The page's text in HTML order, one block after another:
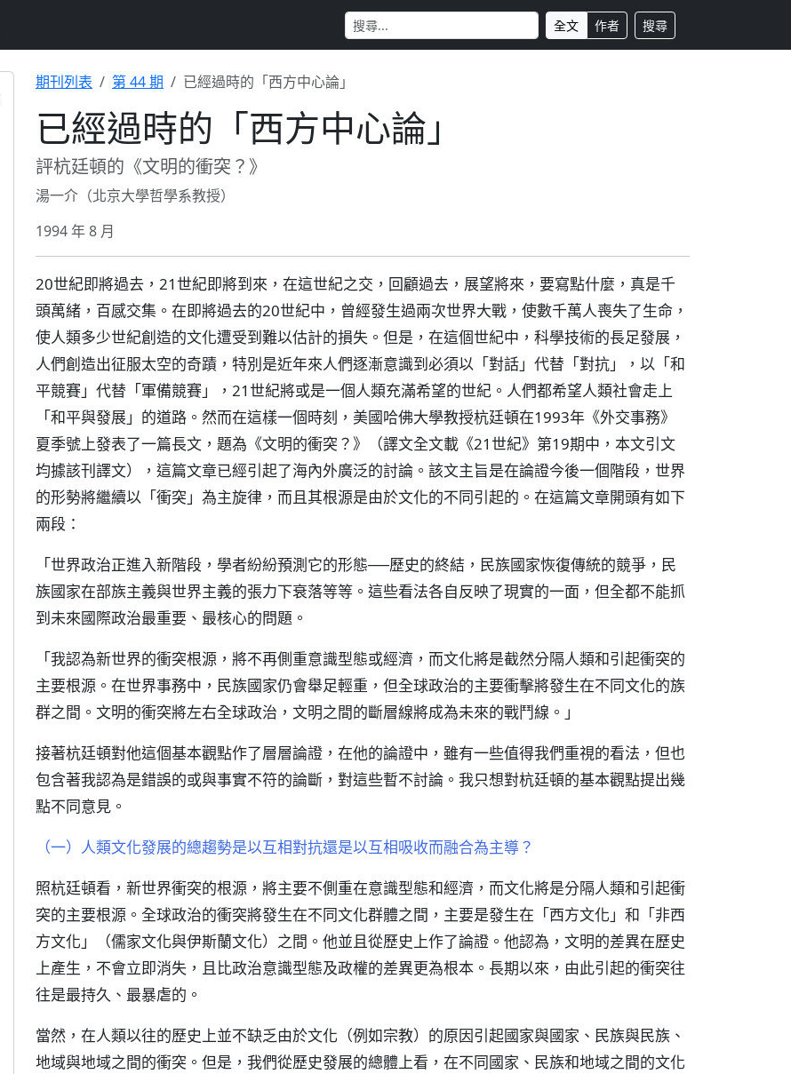
全文 作者 搜尋
期刊列表 第 44 期 已經過時的「西方中心論」
已經過時的「西方中心論」
評杭廷頓的《文明的衝突？》
湯一介（北京大學哲學系教授）
1994 年 8 月
20世紀即將過去，21世紀即將到來，在這世紀之交，回顧過去，展望將來，要寫點什麼，真是千
頭萬緒，百感交集。在即將過去的20世紀中，曾經發生過兩次世界大戰，使數千萬人喪失了生命，
使人類多少世紀創造的文化遭受到難以估計的損失。但是，在這個世紀中，科學技術的長足發展，
人們創造出征服太空的奇蹟，特別是近年來人們逐漸意識到必須以「對話」代替「對抗」，以「和
平競賽」代替「軍備競賽」，21世紀將或是一個人類充滿希望的世紀。人們都希望人類社會走上
「和平與發展」的道路。然而在這樣一個時刻，美國哈佛大學教授杭廷頓在1993年《外交事務》
夏季號上發表了一篇長文，題為《文明的衝突？》（譯文全文載《21世紀》第19期中，本文引文
均據該刊譯文），這篇文章已經引起了海內外廣泛的討論。該文主旨是在論證今後一個階段，世界
的形勢將繼續以「衝突」為主旋律，而且其根源是由於文化的不同引起的。在這篇文章開頭有如下
兩段：
「世界政治正進入新階段，學者紛紛預測它的形態──歷史的終結，民族國家恢復傳統的競爭，民
族國家在部族主義與世界主義的張力下衰落等等。這些看法各自反映了現實的一面，但全都不能抓
到未來國際政治最重要、最核心的問題。
「我認為新世界的衝突根源，將不再側重意識型態或經濟，而文化將是截然分隔人類和引起衝突的
主要根源。在世界事務中，民族國家仍會舉足輕重，但全球政治的主要衝擊將發生在不同文化的族
群之間。文明的衝突將左右全球政治，文明之間的斷層線將成為未來的戰鬥線。」
接著杭廷頓對他這個基本觀點作了層層論證，在他的論證中，雖有一些值得我們重視的看法，但也
包含著我認為是錯誤的或與事實不符的論斷，對這些暫不討論。我只想對杭廷頓的基本觀點提出幾
點不同意見。
（一）人類文化發展的總趨勢是以互相對抗還是以互相吸收而融合為主導？
照杭廷頓看，新世界衝突的根源，將主要不側重在意識型態和經濟，而文化將是分隔人類和引起衝
突的主要根源。全球政治的衝突將發生在不同文化群體之間，主要是發生在「西方文化」和「非西
方文化」（儒家文化與伊斯蘭文化）之間。他並且從歷史上作了論證。他認為，文明的差異在歷史
上產生，不會立即消失，且比政治意識型態及政權的差異更為根本。長期以來，由此引起的衝突往
往是最持久、最暴虐的。
當然，在人類以往的歷史上並不缺乏由於文化（例如宗教）的原因引起國家與國家、民族與民族、
地域與地域之間的衝突。但是，我們從歷史發展的總體上看，在不同國家、民族和地域之間的文化